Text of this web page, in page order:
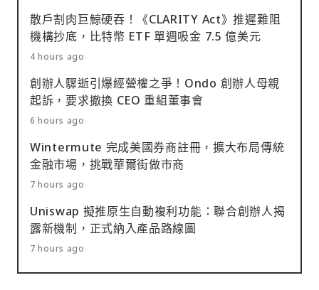
散戶割肉巨鯨硬吞！《CLARITY Act》推遲難阻
機構抄底，比特幣 ETF 單週吸金 7.5 億美元
4 hours ago
創辦人驟逝引爆經營權之爭！Ondo 創辦人母親
起訴，要求撤換 CEO 重組董事會
6 hours ago
Wintermute 完成美國券商註冊，擴大布局傳統
金融市場，挑戰華爾街做市商
7 hours ago
Uniswap 擬推原生自動複利功能：聯合創辦人揭
露新機制，正式納入產品路線圖
7 hours ago